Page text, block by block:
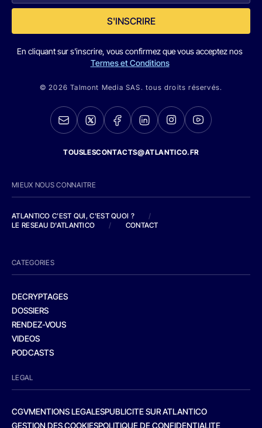
S'INSCRIRE
En cliquant sur s'inscrire, vous confirmez que vous acceptez nos
Termes et Conditions
© 2026 Talmont Media SAS. tous droits réservés.
TOUSLESCONTACTS@ATLANTICO.FR
MIEUX NOUS CONNAITRE
ATLANTICO C'EST QUI, C'EST QUOI ?
/
LE RESEAU D'ATLANTICO
/ CONTACT
CATEGORIES
DECRYPTAGES
DOSSIERS
RENDEZ-VOUS
VIDEOS
PODCASTS
LEGAL
CGVMENTIONS LEGALESPUBLICITE SUR ATLANTICO
GESTION DES COOKIESPOLITIQUE DE CONFIDENTIALITE